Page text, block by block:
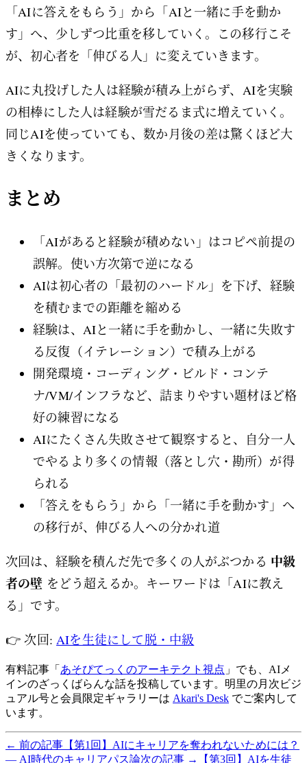
「AIに答えをもらう」から「AIと一緒に手を動か
す」へ、少しずつ比重を移していく。この移行こそ
が、初心者を「伸びる人」に変えていきます。
AIに丸投げした人は経験が積み上がらず、AIを実験
の相棒にした人は経験が雪だるま式に増えていく。
同じAIを使っていても、数か月後の差は驚くほど大
きくなります。
まとめ
「AIがあると経験が積めない」はコピペ前提の
誤解。使い方次第で逆になる
AIは初心者の「最初のハードル」を下げ、経験
を積むまでの距離を縮める
経験は、AIと一緒に手を動かし、一緒に失敗す
る反復（イテレーション）で積み上がる
開発環境・コーディング・ビルド・コンテ
ナ/VM/インフラなど、詰まりやすい題材ほど格
好の練習になる
AIにたくさん失敗させて観察すると、自分一人
でやるより多くの情報（落とし穴・勘所）が得
られる
「答えをもらう」から「一緒に手を動かす」へ
の移行が、伸びる人への分かれ道
次回は、経験を積んだ先で多くの人がぶつかる 中級
者の壁 をどう超えるか。キーワードは「AIに教え
る」です。
👉 次回:AIを生徒にして脱・中級
有料記事「 あそぴてっくのアーキテクト視点 」でも、AIメ
インのざっくばらんな話を投稿しています。明里の月次ビジ
ュアル号と会員限定ギャラリーは Akari's Desk でご案内して
います。
← 前の記事 【第1回】AIにキャリアを奪われないためには？
― AI時代のキャリアパス論次の記事 →
【第3回】AIを生徒